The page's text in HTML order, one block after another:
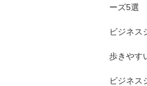
ーズ5選
ビジネス
歩きやす
ビジネス